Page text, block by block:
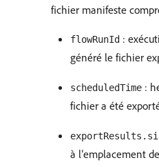
fichier manifeste
flowRunId :
généré le fichier
scheduledTime :
fichier a été
à l’emplacement